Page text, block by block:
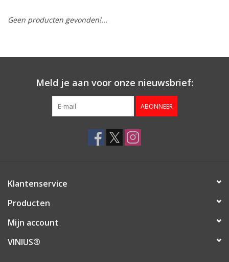
Wijnhuizen
Geen producten gevonden!...
Meld je aan voor onze nieuwsbrief:
ABONNEER
Klantenservice
Producten
Mijn account
VINIUS®